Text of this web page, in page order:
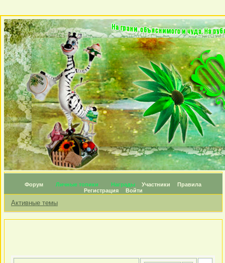
Форум Личные топики Награды Участники
Правила
Регистрация
Войти
Активные темы